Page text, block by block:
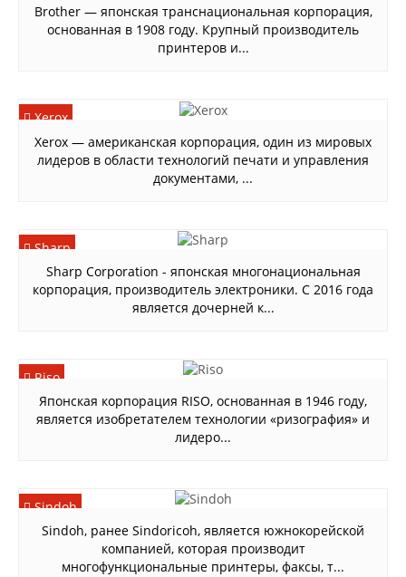
Brother — японская транснациональная корпорация,
основанная в 1908 году. Крупный производитель
принтеров и...
Xerox
Xerox — американская корпорация, один из мировых
лидеров в области технологий печати и управления
документами, ...
Sharp
Sharp Corporation - японская многонациональная
корпорация, производитель электроники. С 2016 года
является дочерней к...
Riso
Японская корпорация RISO, основанная в 1946 году,
является изобретателем технологии «ризография» и
лидеро...
Sindoh
Sindoh, ранее Sindoricoh, является южнокорейской
компанией, которая производит
многофункциональные принтеры, факсы, т...